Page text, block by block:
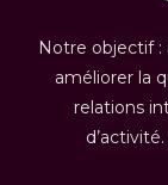
Notre objectif :
améliorer la
relations